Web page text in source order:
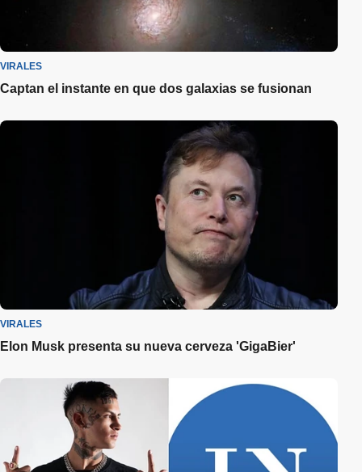
VIRALES
Captan el instante en que dos galaxias se fusionan
VIRALES
Elon Musk presenta su nueva cerveza 'GigaBier'